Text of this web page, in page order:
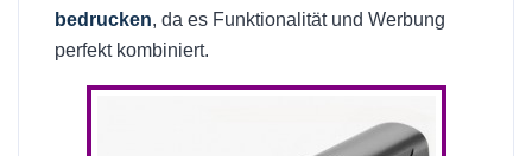
bedrucken, da es Funktionalität und Werbung
perfekt kombiniert.